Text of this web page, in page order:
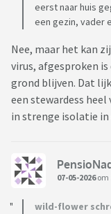
vrouw werd
autopsie verricht.
overgedragen.
De drie zieke
die mogelijk
eerder al ziek van
Johannesburg, Zuid-
De Zwitserse
eerst naar huis
een gezin, vader
Nee, maar het kan
virus, afgesproken
grond blijven. Dat
een stewardess
in strenge isolatie
07-05-2026om
wild-flower